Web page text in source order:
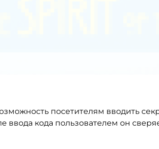
посетителям вводить
ввода кода пользователем он